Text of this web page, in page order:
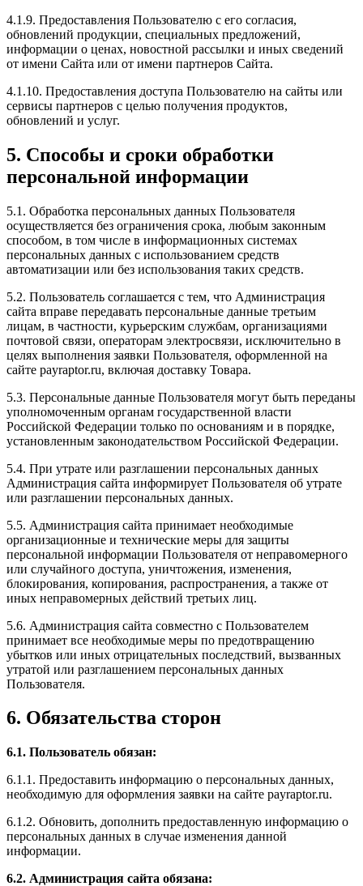
4.1.9. Предоставления Пользователю с его согласия,
обновлений продукции, специальных предложений,
информации о ценах, новостной рассылки и иных сведений
от имени Сайта или от имени партнеров Сайта.
4.1.10. Предоставления доступа Пользователю на сайты или
сервисы партнеров с целью получения продуктов,
обновлений и услуг.
5. Способы и сроки обработки
персональной информации
5.1. Обработка персональных данных Пользователя
осуществляется без ограничения срока, любым законным
способом, в том числе в информационных системах
персональных данных с использованием средств
автоматизации или без использования таких средств.
5.2. Пользователь соглашается с тем, что Администрация
сайта вправе передавать персональные данные третьим
лицам, в частности, курьерским службам, организациями
почтовой связи, операторам электросвязи, исключительно в
целях выполнения заявки Пользователя, оформленной на
сайте payraptor.ru, включая доставку Товара.
5.3. Персональные данные Пользователя могут быть переданы
уполномоченным органам государственной власти
Российской Федерации только по основаниям и в порядке,
установленным законодательством Российской Федерации.
5.4. При утрате или разглашении персональных данных
Администрация сайта информирует Пользователя об утрате
или разглашении персональных данных.
5.5. Администрация сайта принимает необходимые
организационные и технические меры для защиты
персональной информации Пользователя от неправомерного
или случайного доступа, уничтожения, изменения,
блокирования, копирования, распространения, а также от
иных неправомерных действий третьих лиц.
5.6. Администрация сайта совместно с Пользователем
принимает все необходимые меры по предотвращению
убытков или иных отрицательных последствий, вызванных
утратой или разглашением персональных данных
Пользователя.
6. Обязательства сторон
6.1. Пользователь обязан:
6.1.1. Предоставить информацию о персональных данных,
необходимую для оформления заявки на сайте payraptor.ru.
6.1.2. Обновить, дополнить предоставленную информацию о
персональных данных в случае изменения данной
информации.
6.2. Администрация сайта обязана: